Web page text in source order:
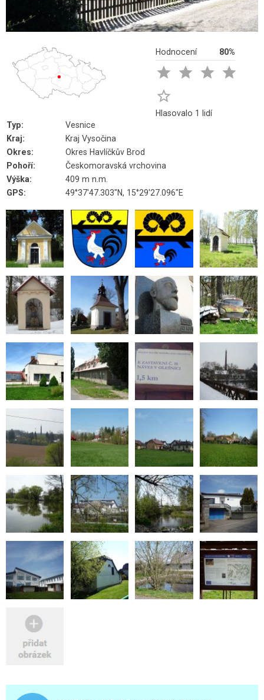
Hodnocení 80%
   

Hlasovalo 1 lidí
Typ:
Vesnice
Kraj:
Kraj Vysočina
Okres:
Okres Havlíčkův Brod
Pohoří:
Českomoravská vrchovina
Výška:
409 m n.m.
GPS:
49°37'47.303"N, 15°29'27.096"E